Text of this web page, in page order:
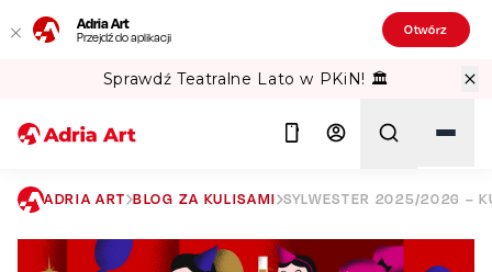
Adria Art
Przejdź do aplikacji Otwórz
Sprawdź Teatralne Lato w PKiN! 🏛️
Szukaj
ADRIA ART BLOG ZA KULISAMI SYLWESTER 2025/2026 –